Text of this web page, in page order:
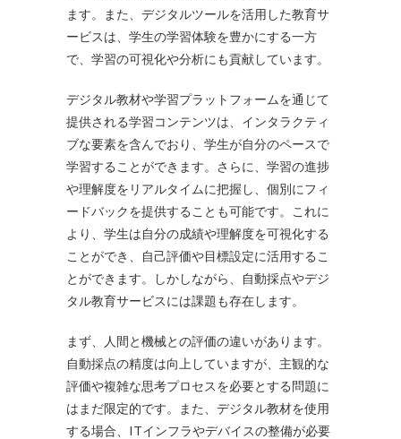
ます。また、デジタルツールを活用した教育サ
ービスは、学生の学習体験を豊かにする一方
で、学習の可視化や分析にも貢献しています。
デジタル教材や学習プラットフォームを通じて
提供される学習コンテンツは、インタラクティ
ブな要素を含んでおり、学生が自分のペースで
学習することができます。さらに、学習の進捗
や理解度をリアルタイムに把握し、個別にフィ
ードバックを提供することも可能です。これに
より、学生は自分の成績や理解度を可視化する
ことができ、自己評価や目標設定に活用するこ
とができます。しかしながら、自動採点やデジ
タル教育サービスには課題も存在します。
まず、人間と機械との評価の違いがあります。
自動採点の精度は向上していますが、主観的な
評価や複雑な思考プロセスを必要とする問題に
はまだ限定的です。また、デジタル教材を使用
する場合、ITインフラやデバイスの整備が必要